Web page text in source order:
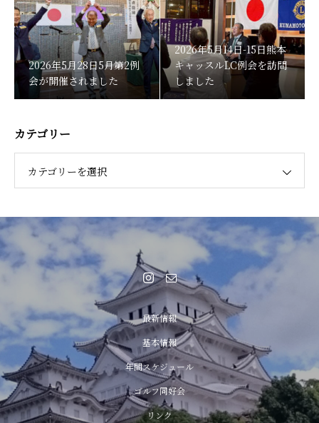
2026年5月28日5月第2例
会が開催されました
2026年5月14日-15日熊本
キャッスルLC例会を訪問
しました
カテゴリー
カテゴリーを選択
最新情報
基本情報
年間スケジュール
ゴルフ同好会
リンク